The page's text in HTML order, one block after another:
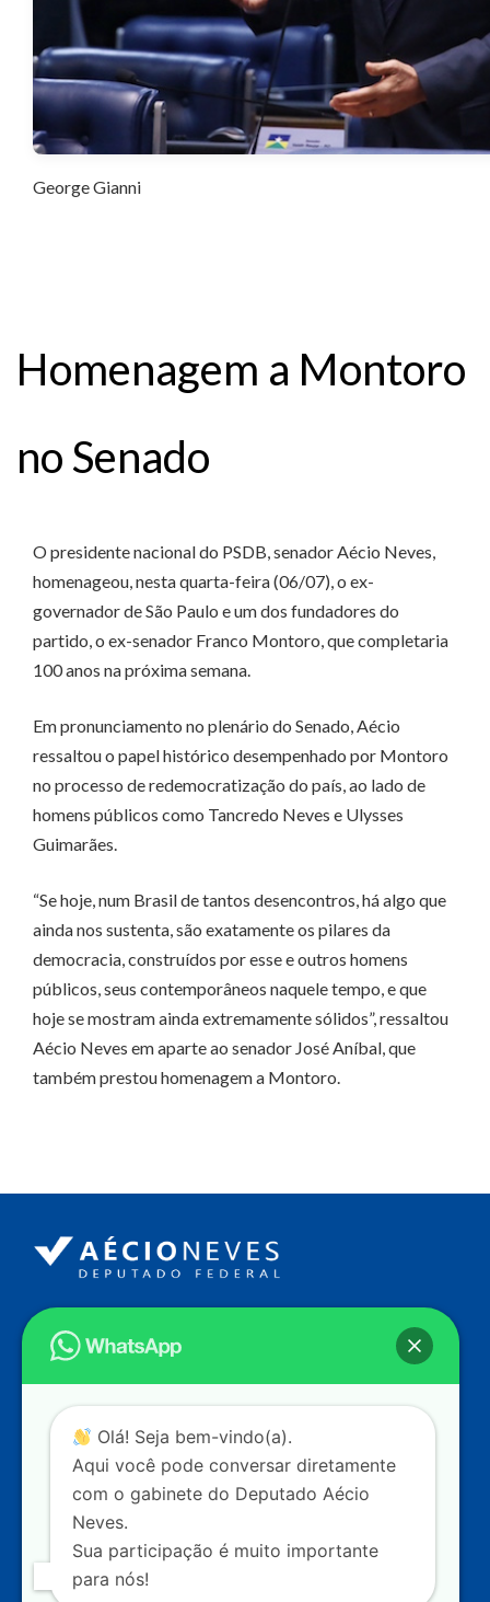
George Gianni
Homenagem a Montoro
no Senado
O presidente nacional do PSDB, senador Aécio Neves,
homenageou, nesta quarta-feira (06/07), o ex-
governador de São Paulo e um dos fundadores do
partido, o ex-senador Franco Montoro, que completaria
100 anos na próxima semana.
Em pronunciamento no plenário do Senado, Aécio
ressaltou o papel histórico desempenhado por Montoro
no processo de redemocratização do país, ao lado de
homens públicos como Tancredo Neves e Ulysses
Guimarães.
“Se hoje, num Brasil de tantos desencontros, há algo que
ainda nos sustenta, são exatamente os pilares da
democracia, construídos por esse e outros homens
públicos, seus contemporâneos naquele tempo, e que
hoje se mostram ainda extremamente sólidos”, ressaltou
Aécio Neves em aparte ao senador José Aníbal, que
também prestou homenagem a Montoro.
Endereço
Câmara dos Deputados
Ed. Principal, Ala C – Gabinete
Contato
dep.aecioneves@camara.leg.br
+55 (61) 3215-5964
+55 (31) 3261-0121
+55 (31) 97150-0834
Olá! Seja bem-vindo(a).
Aqui você pode conversar diretamente
com o gabinete do Deputado Aécio
Neves.
Sua participação é muito importante
para nós!